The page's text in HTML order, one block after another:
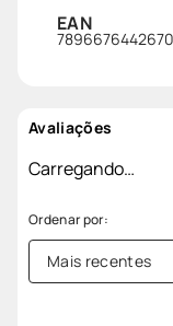
EAN
7896676442670
Avaliações
Carregando…
Mais recentes